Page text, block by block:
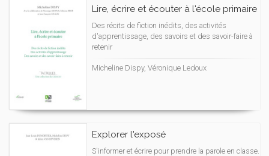
Lire, écrire et écouter à l'école primaire
Des récits de fiction inédits, des activités
d'apprentissage, des savoirs et des savoir-faire à
retenir
Micheline Dispy, Véronique Ledoux
Explorer l'exposé
S'informer et écrire pour prendre la parole en classe.